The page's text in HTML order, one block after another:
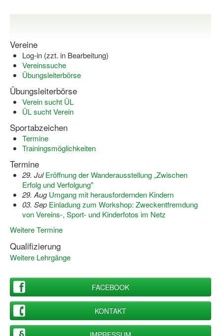
Vereine
Log-in (zzt. in Bearbeitung)
Vereinssuche
Übungsleiterbörse
Übungsleiterbörse
Verein sucht ÜL
ÜL sucht Verein
Sportabzeichen
Termine
Trainingsmöglichkeiten
Termine
29. Jul Eröffnung der Wanderausstellung „Zwischen
Erfolg und Verfolgung"
29. Aug Umgang mit herausfordernden Kindern
03. Sep Einladung zum Workshop: Zweckentfremdung
von Vereins-, Sport- und Kinderfotos im Netz
Weitere Termine
Qualifizierung
Weitere Lehrgänge
FACEBOOK
KONTAKT